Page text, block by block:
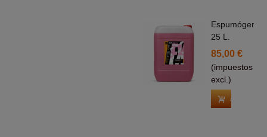
Espumógeno
25 L.
85,00 €
(impuestos
excl.)
Añadir Al